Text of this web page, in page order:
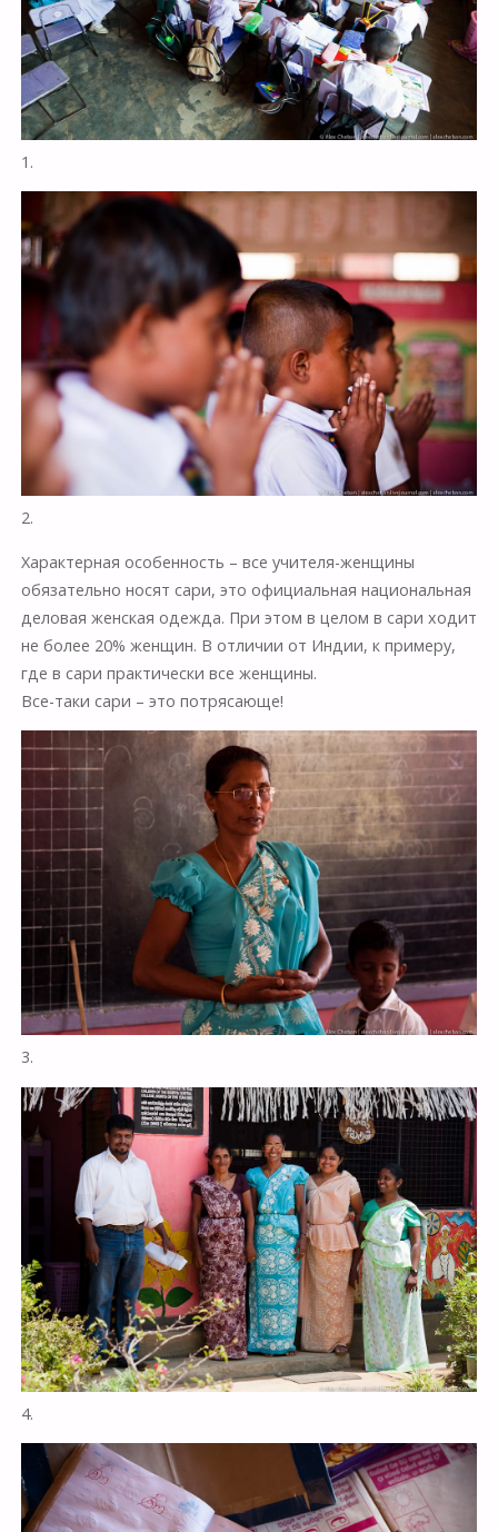
1.
2.
Характерная особенность – все учителя-женщины
обязательно носят сари, это официальная национальная
деловая женская одежда. При этом в целом в сари ходит
не более 20% женщин. В отличии от Индии, к примеру,
где в сари практически все женщины.
Все-таки сари – это потрясающе!
3.
4.